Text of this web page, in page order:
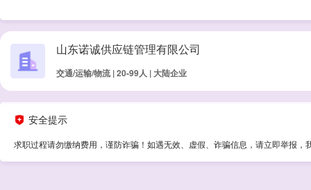
山东诺诚供应链管理有限公司
交通/运输/物流 | 20-99人 | 大陆企业
安全提示
求职过程请勿缴纳费用，谨防诈骗！如遇无效、虚假、诈骗信息，请立即举报，